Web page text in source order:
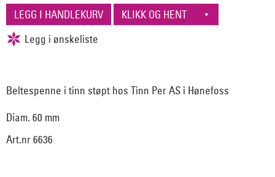
Beltespenne i tinn støpt hos Tinn Per AS i Hønefoss
Diam. 60 mm
Art.nr 6636